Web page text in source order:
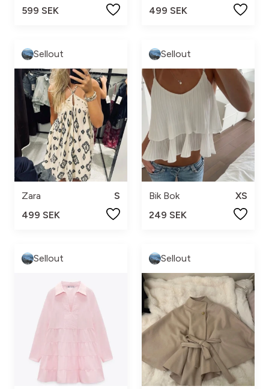
599 SEK
499 SEK
Sellout
Zara
S
499 SEK
Sellout
Bik Bok
XS
249 SEK
Sellout Sellout